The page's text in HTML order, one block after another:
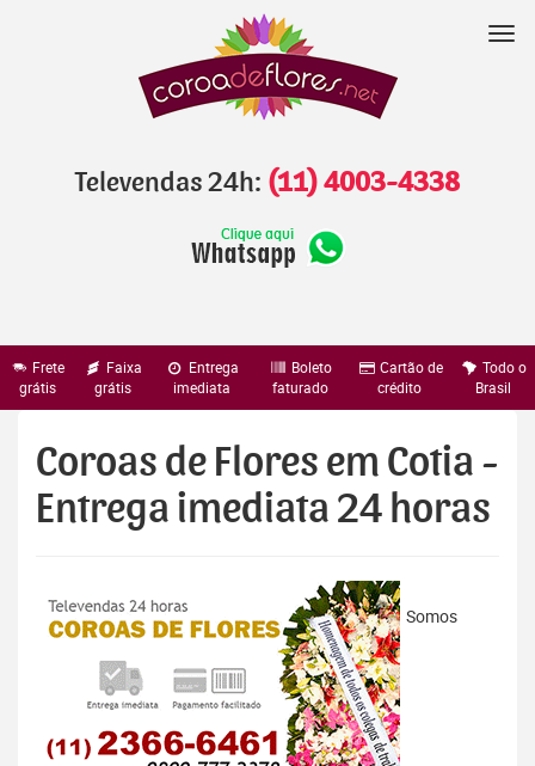
Televendas 24h: (11) 4003-4338
Frete
grátis
Faixa
grátis
Entrega
imediata
Boleto
faturado
Cartão de
crédito
Todo o
Brasil
Coroas de Flores em Cotia -
Entrega imediata 24 horas
Somos